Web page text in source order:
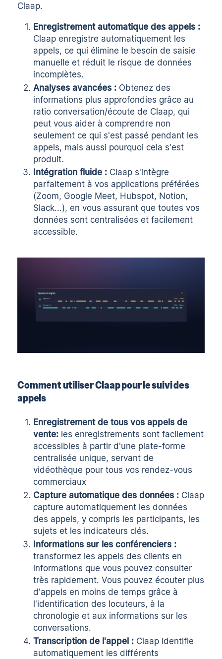
Claap.
Enregistrement automatique des appels :
Claap enregistre automatiquement les
appels, ce qui élimine le besoin de saisie
manuelle et réduit le risque de données
incomplètes.
Analyses avancées : Obtenez des
informations plus approfondies grâce au
ratio conversation/écoute de Claap, qui
peut vous aider à comprendre non
seulement ce qui s'est passé pendant les
appels, mais aussi pourquoi cela s'est
produit.
Intégration fluide : Claap s'intègre
parfaitement à vos applications préférées
(Zoom, Google Meet, Hubspot, Notion,
Slack...), en vous assurant que toutes vos
données sont centralisées et facilement
accessible.
Comment utiliser Claap pour le suivi des
appels
Enregistrement de tous vos appels de
vente: les enregistrements sont facilement
accessibles à partir d'une plate-forme
centralisée unique, servant de
vidéothèque pour tous vos rendez-vous
commerciaux
Capture automatique des données : Claap
capture automatiquement les données
des appels, y compris les participants, les
sujets et les indicateurs clés.
Informations sur les conférenciers :
transformez les appels des clients en
informations que vous pouvez consulter
très rapidement. Vous pouvez écouter plus
d'appels en moins de temps grâce à
l'identification des locuteurs, à la
chronologie et aux informations sur les
conversations.
Transcription de l'appel : Claap identifie
automatiquement les différents